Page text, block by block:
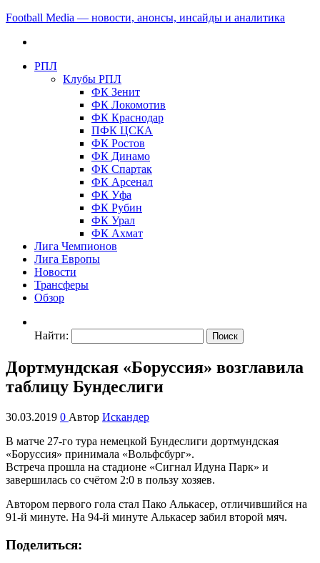
Football Media — новости, анонсы, инсайды и аналитика
РПЛ
Клубы РПЛ
ФК Зенит
ФК Локомотив
ФК Краснодар
ПФК ЦСКА
ФК Ростов
ФК Динамо
ФК Спартак
ФК Арсенал
ФК Уфа
ФК Рубин
ФК Урал
ФК Ахмат
Лига Чемпионов
Лига Европы
Новости
Трансферы
Обзор
Найти:
Дортмундская «Боруссия» возглавила
таблицу Бундеслиги
30.03.2019 0 Автор Искандер
В матче 27-го тура немецкой Бундеслиги дортмундская
«Боруссия» принимала «Вольфсбург».
Встреча прошла на стадионе «Сигнал Идуна Парк» и
завершилась со счётом 2:0 в пользу хозяев.
Автором первого гола стал Пако Алькасер, отличившийся на
91-й минуте. На 94-й минуте Алькасер забил второй мяч.
Поделиться: